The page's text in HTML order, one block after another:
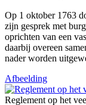
Op 1 oktober 1763
zijn gesprek met
oprichten van een
daarbij overeen
nader worden
Afbeelding
Reglement op het